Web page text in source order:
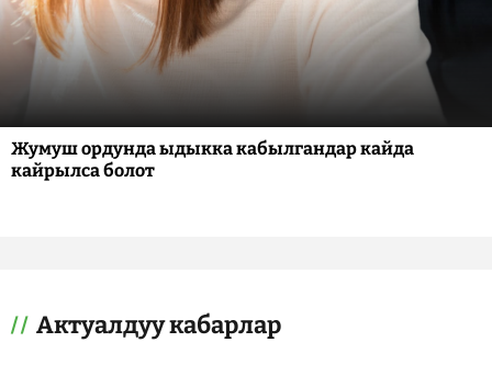
Жумуш ордунда ыдыкка кабылгандар кайда
кайрылса болот
Актуалдуу кабарлар